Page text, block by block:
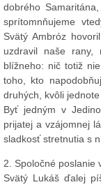
dobrého
sprítomnňujeme
Svätý Ambróz
uzdravil naše
blížneho: nič totiž
toho, kto
druhých, kvôli jednote
Byť jedným v
prijatej a vzájomnej
sladkosť stretnutia s
2. Spoločné poslanie
Svätý Lukáš ďalej